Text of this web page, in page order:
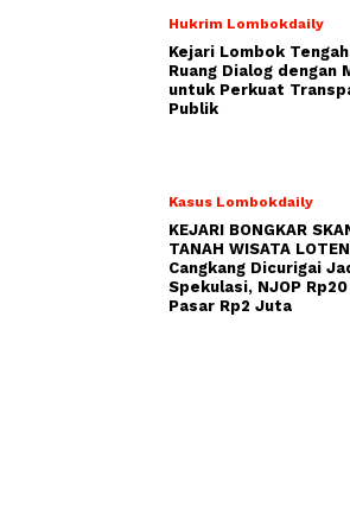
Hukrim Lombokdaily
Kejari Lombok
Ruang Dialog dengan
untuk Perkuat
Publik
Kasus Lombokdaily
KEJARI BONGKAR
TANAH WISATA
Cangkang Dicurigai
Spekulasi, NJOP
Pasar Rp2 Juta